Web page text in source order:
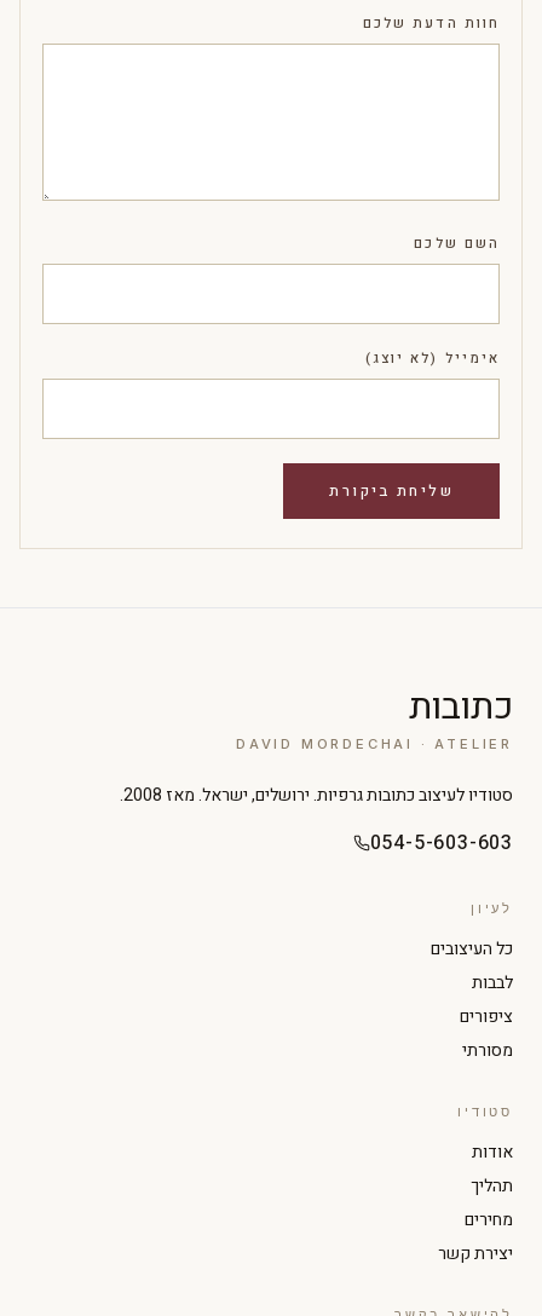
חוות הדעת שלכם
השם שלכם
אימייל (לא יוצג)
כתובות
DAVID MORDECHAI · ATELIER
סטודיו לעיצוב כתובות גרפיות. ירושלים, ישראל. מאז 2008.
054-5-603-603
לעיון
כל העיצובים
לבבות
ציפורים
מסורתי
סטודיו
אודות
תהליך
מחירים
יצירת קשר